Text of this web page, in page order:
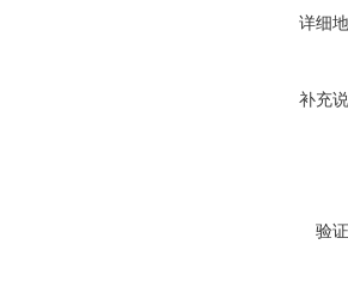
详细
补充
验